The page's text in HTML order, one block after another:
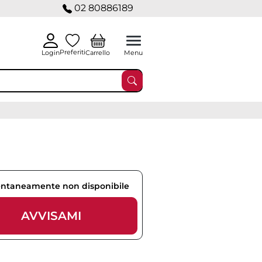
02 80886189
LoginPreferitiCarrello Menu
non disponibile
AVVISAMI